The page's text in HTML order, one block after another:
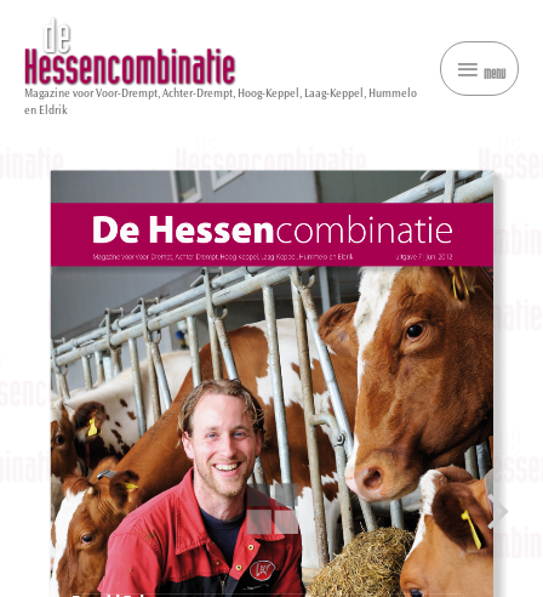
Magazine voor Voor-Drempt, Achter-Drempt, Hoog-Keppel, Laag-Keppel, Hummelo
en Eldrik
menumenu